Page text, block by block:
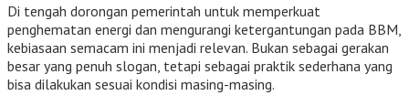
Di tengah dorongan pemerintah untuk memperkuat
penghematan energi dan mengurangi ketergantungan pada BBM,
kebiasaan semacam ini menjadi relevan. Bukan sebagai gerakan
besar yang penuh slogan, tetapi sebagai praktik sederhana yang
bisa dilakukan sesuai kondisi masing-masing.